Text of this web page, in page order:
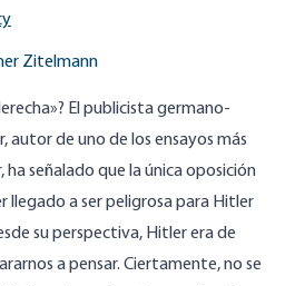
Zitelmann
El publicista germano-
autor de uno de los ensayos más
señalado que la única oposición
llegado a ser peligrosa para Hitler
su perspectiva, Hitler era de
a pensar. Ciertamente, no se